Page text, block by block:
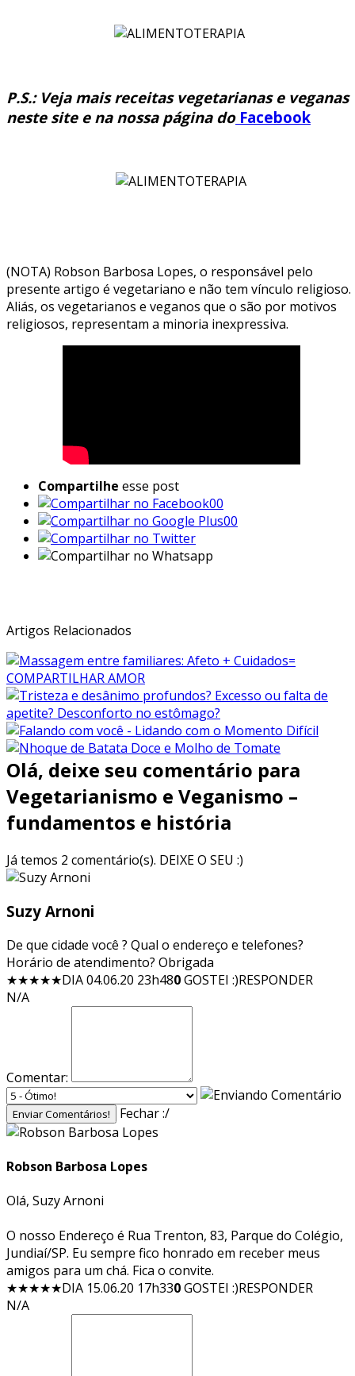
P.S.: Veja mais receitas vegetarianas e veganas
neste site e na nossa página doFacebook
(NOTA) Robson Barbosa Lopes, o responsável pelo
presente artigo é vegetariano e não tem vínculo religioso.
Aliás, os vegetarianos e veganos que o são por motivos
religiosos, representam a minoria inexpressiva.
Compartilhe esse post
00
00
Artigos Relacionados
Olá, deixe seu comentário para
Vegetarianismo e Veganismo –
fundamentos e história
Já temos 2 comentário(s). DEIXE O SEU :)
Suzy Arnoni
De que cidade você ? Qual o endereço e telefones?
Horário de atendimento? Obrigada
★★★★★DIA 04.06.20 23h480GOSTEI :)RESPONDER
N/A
Comentar:
Enviar Comentários! Fechar :/
Robson Barbosa Lopes
Olá, Suzy Arnoni
O nosso Endereço é Rua Trenton, 83, Parque do Colégio,
Jundiaí/SP. Eu sempre fico honrado em receber meus
amigos para um chá. Fica o convite.
★★★★★DIA 15.06.20 17h330GOSTEI :)RESPONDER
N/A